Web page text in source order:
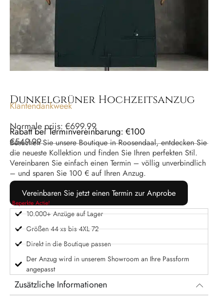
Dunkelgrüner Hochzeitsanzug
Klantendankweek
Normale prijs: €699.99
Rabatt bei Terminvereinbarung: €100
€549.99
Besuchen Sie unsere Boutique in Roosendaal, entdecken Sie
die neueste Kollektion und finden Sie Ihren perfekten Stil.
Vereinbaren Sie einfach einen Termin – völlig unverbindlich
– und sparen Sie 100 € auf Ihren Anzug.
Vereinbaren Sie jetzt einen Termin zur Anprobe
Beperkte Actie!
10.000+ Anzüge auf Lager
Größen 44 xs bis 4XL 72
Direkt in die Boutique passen
Der Anzug wird in unserem Showroom an Ihre Passform
angepasst
Zusätzliche Informationen